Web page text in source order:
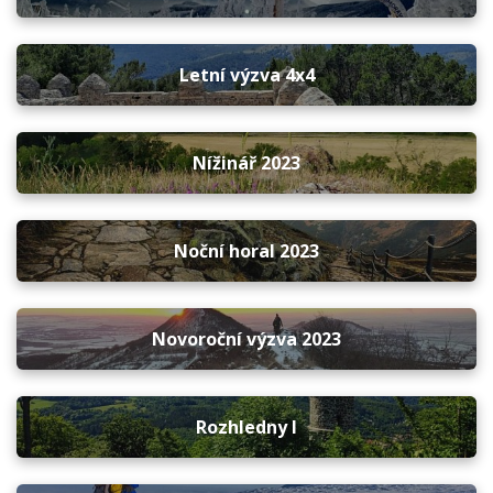
Letní výzva 4x4
Nížinář 2023
Noční horal 2023
Novoroční výzva 2023
Rozhledny I